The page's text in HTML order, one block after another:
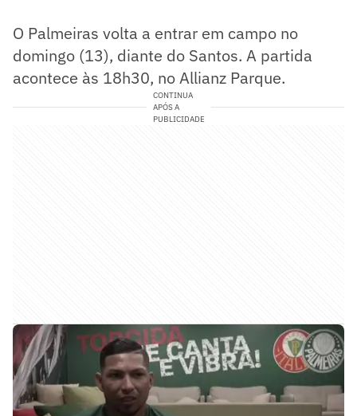
O Palmeiras volta a entrar em campo no
domingo (13), diante do Santos. A partida
acontece às 18h30, no Allianz Parque.
CONTINUA
APÓS A
PUBLICIDADE